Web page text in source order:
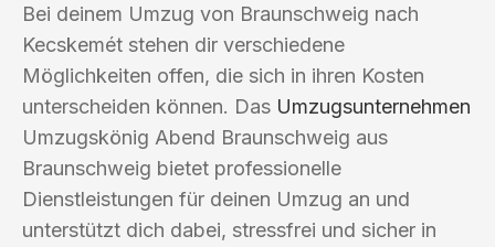
Bei deinem Umzug von Braunschweig nach
Kecskemét stehen dir verschiedene
Möglichkeiten offen, die sich in ihren Kosten
unterscheiden können. Das Umzugsunternehmen
Umzugskönig Abend Braunschweig aus
Braunschweig bietet professionelle
Dienstleistungen für deinen Umzug an und
unterstützt dich dabei, stressfrei und sicher in